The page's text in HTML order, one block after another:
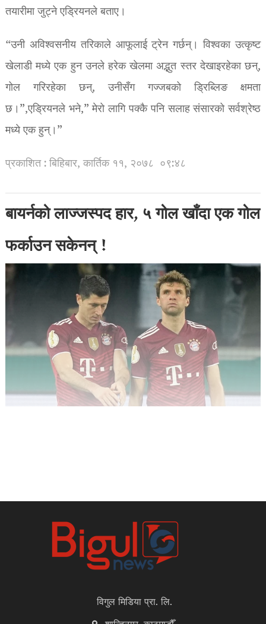
तयारीमा जुट्ने एड्रियनले बताए।
“उनी अविश्वसनीय तरिकाले आफूलाई ट्रेन गर्छन्। विश्वका उत्कृष्ट
खेलाडी मध्ये एक हुन उनले हरेक खेलमा अद्भुत स्तर देखाइरहेका छन्,
गोल गरिरहेका छन्, उनीसँग गज्जबको ड्रिब्लिङ क्षमता
छ।”,एड्रियनले भने,” मेरो लागि पक्कै पनि सलाह संसारको सर्वश्रेष्ठ
मध्ये एक हुन्।”
प्रकाशित : बिहिबार, कार्तिक ११, २०७८ ०९:४८
बायर्नको लाज्जस्पद हार, ५ गोल खाँदा एक गोल
फर्काउन सकेनन् !
विगुल मिडिया प्रा. लि.